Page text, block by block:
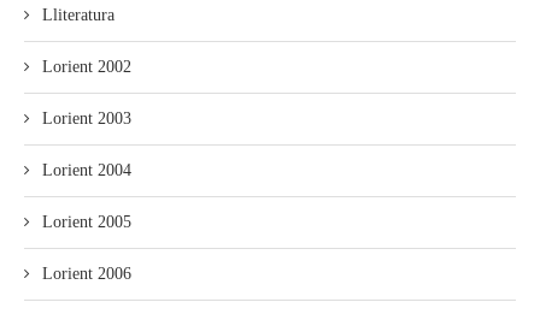
Lliteratura
Lorient 2002
Lorient 2003
Lorient 2004
Lorient 2005
Lorient 2006